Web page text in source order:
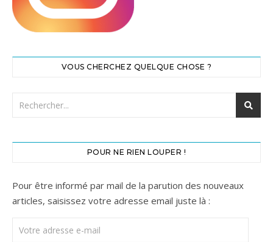
VOUS CHERCHEZ QUELQUE CHOSE ?
POUR NE RIEN LOUPER !
Pour être informé par mail de la parution des nouveaux
articles, saisissez votre adresse email juste là :
Votre adresse e-mail